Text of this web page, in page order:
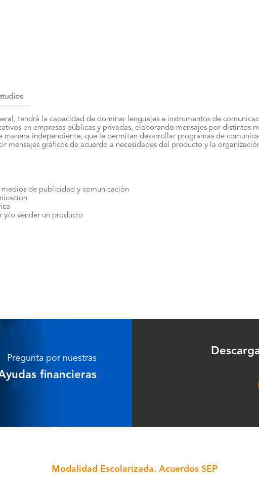
tendrá la capacidad de dominar lenguajes e instrumentos de
en empresas públicas y privadas, elaborando mensajes por distintos
manera independiente, que le permitan desarrollar programas de
mensajes gráficos de acuerdo a necesidades del producto y la
de publicidad y comunicación
y/o vender un producto
Pregunta por nuestras
financieras
Modalidad Escolarizada. Acuerdos SEP